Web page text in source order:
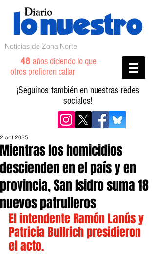
Noticias de Zona Norte
48 años diciendo lo que
otros prefieren callar
¡Seguinos también en nuestras redes
sociales!
Mientras los homicidios
descienden en el país y en
provincia, San Isidro suma 18
nuevos patrulleros
2 oct 2025
El intendente Ramón Lanús y
Patricia Bullrich presidieron
el acto.